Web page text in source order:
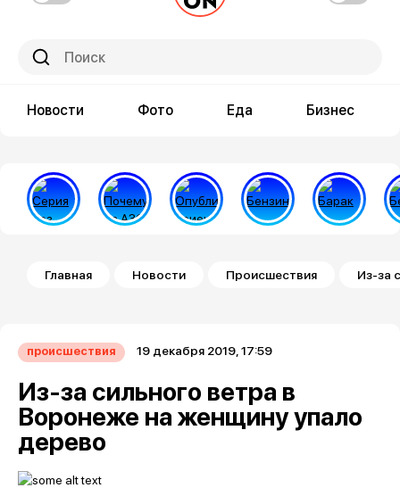
Новости Фото Еда Бизнес
Строка навигации
Главная Новости Происшествия Из-за
происшествия 19 декабря 2019, 17:59
Из-за сильного ветра в
Воронеже на женщину упало
дерево